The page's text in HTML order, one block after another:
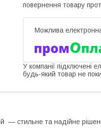
повернення товару
У компанії підключені
будь-який товар не
— стильне та надійне